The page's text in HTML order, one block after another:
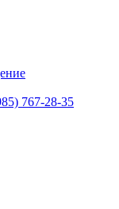
767-28-35